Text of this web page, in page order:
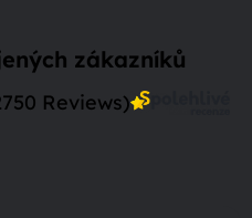
zákazníků
Reviews)